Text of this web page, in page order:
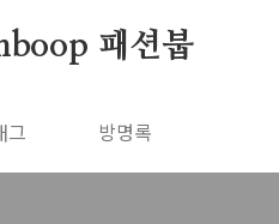
패션붑
그 방명록